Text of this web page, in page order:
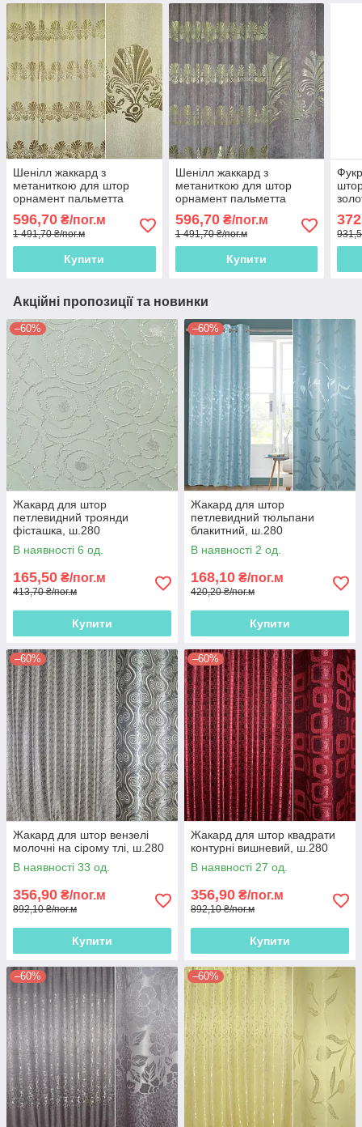
Шенілл жаккард з
метаниткою для штор
орнамент пальметта
золотистий на бежевому
тлі, ш.275
596,70 ₴/пог.м
1 491,70 ₴/пог.м
Купити
Шенілл жаккард з
метаниткою для штор
орнамент пальметта
золотистий на піщаному
тлі, ш.275
596,70₴/пог.м
1 491,70 ₴/пог.м
Купити
тлі,
Акційні пропозиції та новинки
–60%
Жакард для штор
петлевидний троянди
фісташка, ш.280
В наявності 6 од.
165,50 ₴/пог.м
413,70 ₴/пог.м
Купити
–60%
Жакард для штор
петлевидний тюльпани
блакитний, ш.280
В наявності 2 од.
168,10 ₴/пог.м
420,20 ₴/пог.м
Купити
–60%
Жакард для штор вензелі
молочні на сірому тлі, ш.280
В наявності 33 од.
356,90 ₴/пог.м
892,10 ₴/пог.м
Купити
–60%
Жакард для штор квадрати
контурні вишневий, ш.280
В наявності 27 од.
356,90 ₴/пог.м
892,10 ₴/пог.м
Купити
–60% –60%